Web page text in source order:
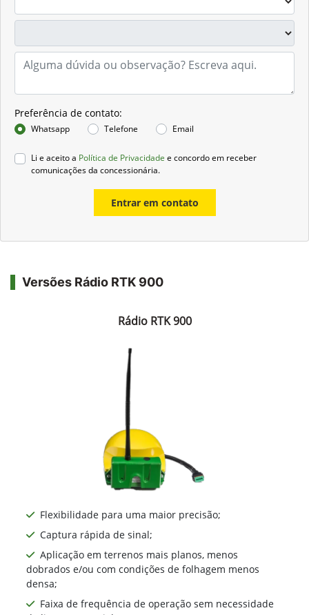
Preferência de contato:
Whatsapp Telefone Email
Li e aceito a Política de Privacidade e concordo em receber
comunicações da concessionária.
Entrar em contato
Versões Rádio RTK 900
Rádio RTK 900
Flexibilidade para uma maior precisão;
Captura rápida de sinal;
Aplicação em terrenos mais planos, menos
dobrados e/ou com condições de folhagem menos
densa;
Faixa de frequência de operação sem necessidade